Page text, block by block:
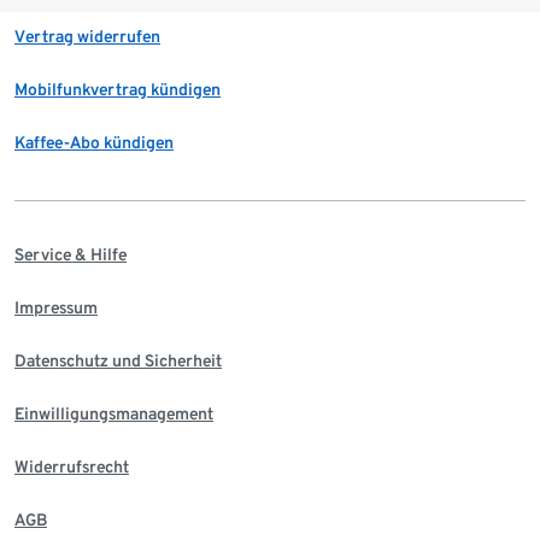
Vertrag widerrufen
Mobilfunkvertrag kündigen
Kaffee-Abo kündigen
Service & Hilfe
Impressum
Datenschutz und Sicherheit
Einwilligungsmanagement
Widerrufsrecht
AGB